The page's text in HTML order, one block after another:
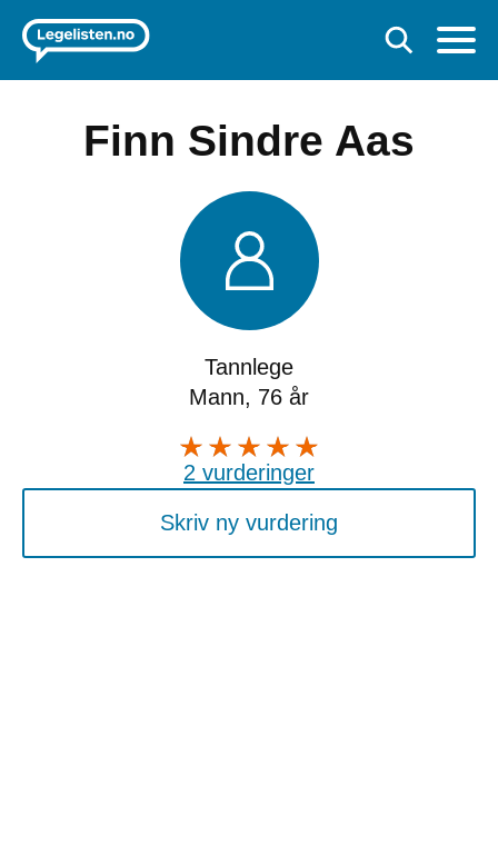
Finn Sindre Aas
Tannlege
Mann, 76 år
2 vurderinger
Skriv ny vurdering